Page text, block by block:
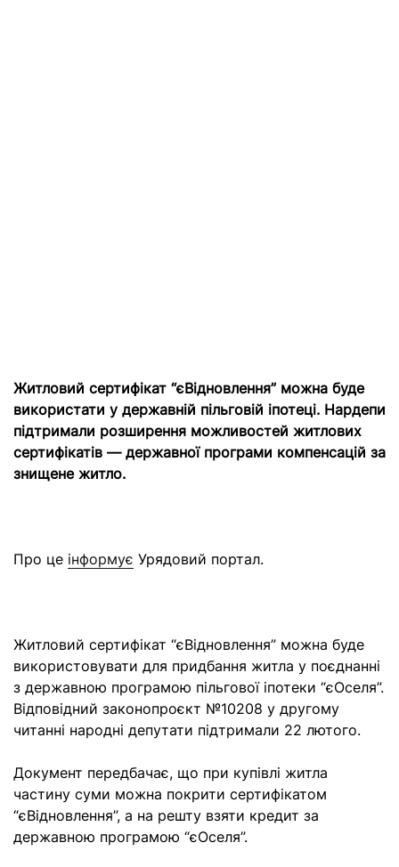
Житловий сертифікат “єВідновлення” можна буде
використати у державній пільговій іпотеці. Нардепи
підтримали розширення можливостей житлових
сертифікатів — державної програми компенсацій за
знищене житло.
Про це інформує Урядовий портал.
Житловий сертифікат “єВідновлення” можна буде
використовувати для придбання житла у поєднанні
з державною програмою пільгової іпотеки “єОселя”.
Відповідний законопроєкт №10208 у другому
читанні народні депутати підтримали 22 лютого.
Документ передбачає, що при купівлі житла
частину суми можна покрити сертифікатом
“єВідновлення”, а на решту взяти кредит за
державною програмою “єОселя”.